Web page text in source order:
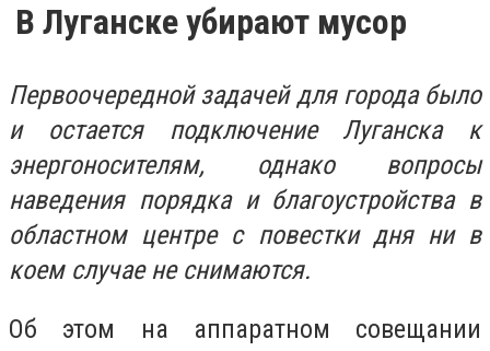
В Луганске убирают мусор
Первоочередной задачей для города было
и остается подключение Луганска к
энергоносителям, однако вопросы
наведения порядка и благоустройства в
областном центре с повестки дня ни в
коем случае не снимаются.
Об этом на аппаратном совещании